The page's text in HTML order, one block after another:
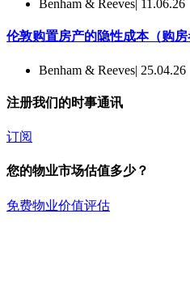
Benham & Reeves| 11.06.26
伦敦购置房产的隐性成本（购房
Benham & Reeves| 25.04.26
注册我们的时事通讯
订阅
您的物业市场估值多少？
免费物业价值评估